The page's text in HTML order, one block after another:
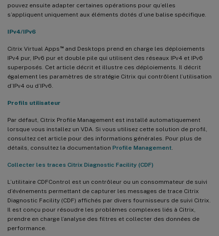
pouvez ensuite adapter certaines opérations pour qu’elles
s’appliquent uniquement aux éléments dotés d’une balise spécifique.
IPv4/IPv6
Citrix Virtual Apps ™and Desktops prend en charge les déploiements
IPv4 pur, IPv6 pur et double pile qui utilisent des réseaux IPv4 et IPv6
superposés. Cet article décrit et illustre ces déploiements. Il décrit
également les paramètres de stratégie Citrix qui contrôlent l’utilisation
d’IPv4 ou d’IPv6.
Profils utilisateur
Par défaut, Citrix Profile Management est installé automatiquement
lorsque vous installez un VDA. Si vous utilisez cette solution de profil,
consultez cet article pour des informations générales. Pour plus de
détails, consultez la documentation Profile Management
Collecter les traces Citrix Diagnostic Facility (CDF)
L’utilitaire CDFControl est un contrôleur ou un consommateur de suivi
d’événements permettant de capturer les messages de trace Citrix
Diagnostic Facility (CDF) affichés par divers fournisseurs de suivi Citrix.
Il est conçu pour résoudre les problèmes complexes liés à Citrix,
prendre en charge l’analyse des filtres et collecter des données de
performance.